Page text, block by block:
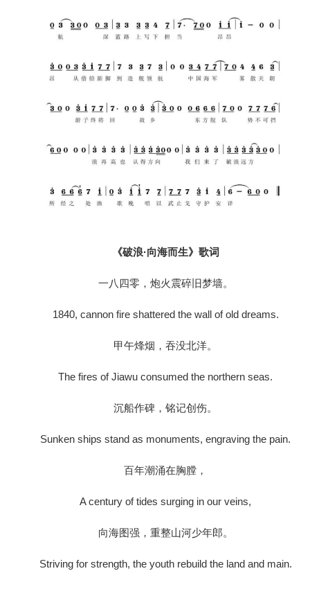
《破浪·向海而生》歌词
一八四零，炮火震碎旧梦墙。
1840, cannon fire shattered the wall of old dreams.
甲午烽烟，吞没北洋。
The fires of Jiawu consumed the northern seas.
沉船作碑，铭记创伤。
Sunken ships stand as monuments, engraving the pain.
百年潮涌在胸膛，
A century of tides surging in our veins,
向海图强，重整山河少年郎。
Striving for strength, the youth rebuild the land and main.